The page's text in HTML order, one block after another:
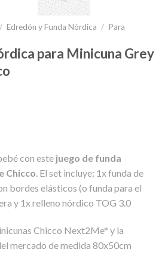
/ Edredón y Funda Nórdica / Para
para Minicuna Grey
con este juego de funda
Chicco. El set incluye: 1x funda de
bordes elásticos (o funda para el
y 1x relleno nórdico TOG 3.0
Chicco Next2Me* y la
mercado de medida 80x50cm